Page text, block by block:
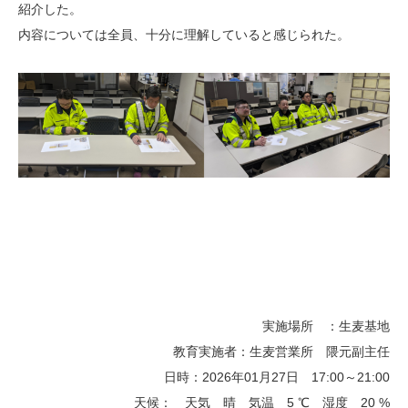
紹介した。
内容については全員、十分に理解していると感じられた。
実施場所 ：生麦基地
教育実施者：生麦営業所 隈元副主任
日時：2026年01月27日 17:00～21:00
天候： 天気 晴 気温 5 ℃ 湿度 20 %